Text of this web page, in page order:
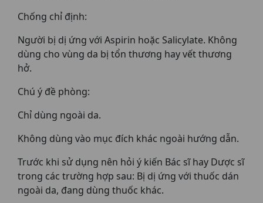
Chống chỉ định:
Người bị dị ứng với Aspirin hoặc Salicylate. Không
dùng cho vùng da bị tổn thương hay vết thương
hở.
Chú ý đề phòng:
Chỉ dùng ngoài da.
Không dùng vào mục đích khác ngoài hướng dẫn.
Trước khi sử dụng nên hỏi ý kiến Bác sĩ hay Dược sĩ
trong các trường hợp sau: Bị dị ứng với thuốc dán
ngoài da, đang dùng thuốc khác.